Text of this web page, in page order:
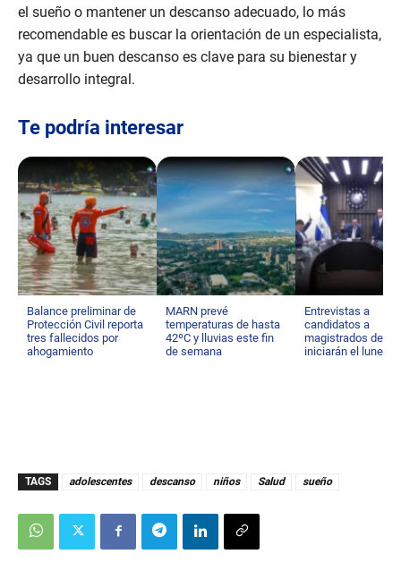
el sueño o mantener un descanso adecuado, lo más
recomendable es buscar la orientación de un especialista,
ya que un buen descanso es clave para su bienestar y
desarrollo integral.
Te podría interesar
Balance preliminar de
Protección Civil reporta
tres fallecidos por
ahogamiento
MARN prevé
temperaturas de hasta
42ºC y lluvias este fin
de semana
Entrevistas a
candidatos a
magistrados de
iniciarán el lunes
TAGS adolescentes descanso niños Salud sueño